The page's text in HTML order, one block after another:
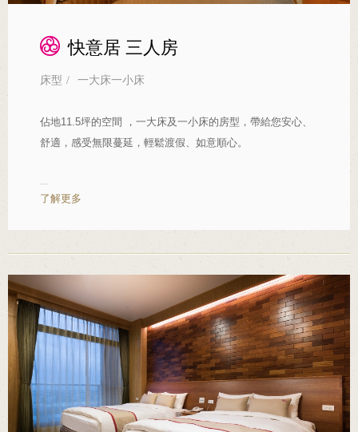
快意居 三人房
床型 / 一大床一小床
佔地11.5坪的空間 ，一大床及一小床的房型，帶給您安心、
舒適，感受無限蔓延，輕鬆渡假、如意順心。
了解更多